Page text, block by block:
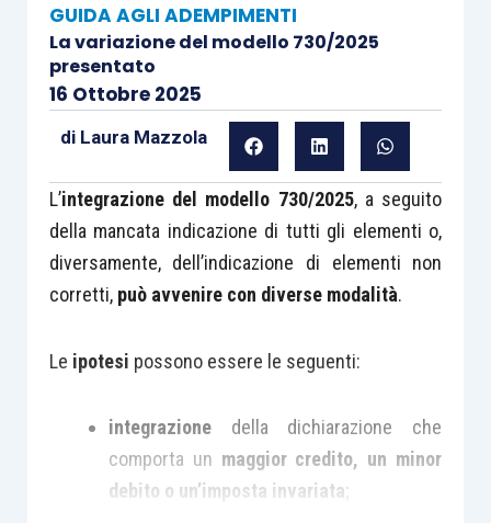
GUIDA AGLI ADEMPIMENTI
La variazione del modello 730/2025
presentato
16 Ottobre 2025
di Laura Mazzola
L’integrazione del modello 730/2025, a seguito
della mancata indicazione di tutti gli elementi o,
diversamente, dell’indicazione di elementi non
corretti, può avvenire con diverse modalità.
Le ipotesi possono essere le seguenti:
integrazione della dichiarazione che
comporta un maggior credito, un minor
debito o un’imposta invariata;